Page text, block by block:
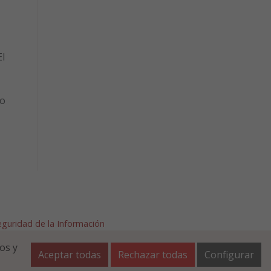
de la Información
y
Aceptar todas Rechazar todas Configurar